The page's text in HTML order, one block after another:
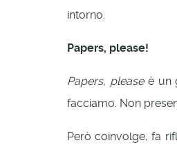
intorno.
Papers, please!
Papers, please è un
facciamo. Non
Però coinvolge, fa